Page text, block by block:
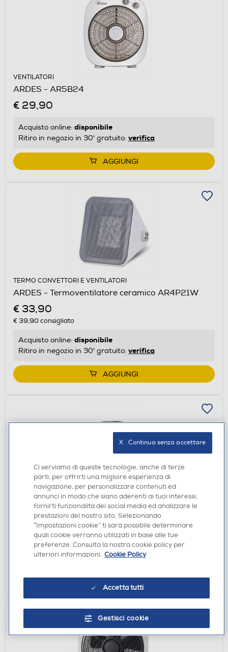
VENTILATORI
ARDES - AR5B24
€ 29,90
Acquisto online: disponibile
Ritiro in negozio in 30' gratuito: verifica
AGGIUNGI
TERMO CONVETTORI E VENTILATORI
ARDES - Termoventilatore ceramico AR4P21W
€ 33,90
€ 39,90consigliato
Acquisto online: disponibile
Ritiro in negozio in 30' gratuito: verifica
AGGIUNGI
UMIDIFICATORI
ARDES - Umidificatore AR5AMR08-Nero
€ 69,90
Acquisto online:disponibile
Ritiro in negozio in 30' gratuito:verifica
AGGIUNGI
Ci serviamo di queste tecnologie, anche di terze
parti, per offrirti una migliore esperienza di
navigazione, per personalizzare contenuti ed
annunci in modo che siano aderenti ai tuoi interessi,
fornirti funzionalità dei social media ed analizzare le
prestazioni del nostro sito. Selezionando
“Impostazioni cookie” ti sarà possibile determinare
quali cookie verranno utilizzati in base alle tue
preferenze. Consulta la nostra cookie policy per
ulteriori informazioni. Cookie Policy
Accetta tutti
Gestisci cookie
X   Continua senza accettare